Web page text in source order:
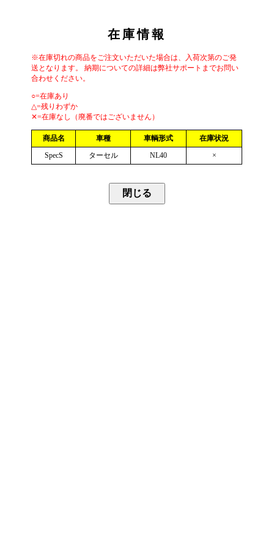
在庫情報
※在庫切れの商品をご注文いただいた場合は、入荷次第のご発
送となります。 納期についての詳細は弊社サポートまでお問い
合わせください。
○=在庫あり
△=残りわずか
✕=在庫なし（廃番ではございません）
商品名 車種 車輌形式
在庫状況
SpecS
ターセル NL40 ×